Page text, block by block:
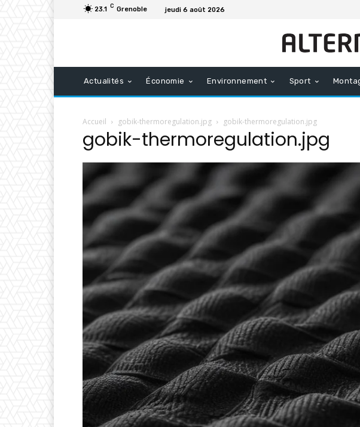
23.1 C Grenoble jeudi 6 août 2026
Actualités Économie Environnement Sport
Accueil gobik-thermoregulation.jpg gobik-thermoregulation.jpg
gobik-thermoregulation.jpg